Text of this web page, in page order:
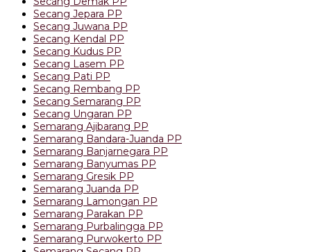
Secang Jepara PP
Secang Juwana PP
Secang Kendal PP
Secang Kudus PP
Secang Lasem PP
Secang Pati PP
Secang Rembang PP
Secang Semarang PP
Secang Ungaran PP
Semarang Ajibarang PP
Semarang Bandara-Juanda PP
Semarang Banjarnegara PP
Semarang Banyumas PP
Semarang Gresik PP
Semarang Juanda PP
Semarang Lamongan PP
Semarang Parakan PP
Semarang Purbalingga PP
Semarang Purwokerto PP